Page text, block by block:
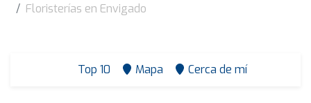
Floristerías en Envigado
Top 10 Mapa Cerca de mí